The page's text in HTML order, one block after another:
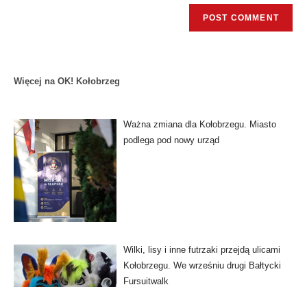
Więcej na OK! Kołobrzeg
Ważna zmiana dla Kołobrzegu. Miasto
podlega pod nowy urząd
Wilki, lisy i inne futrzaki przejdą ulicami
Kołobrzegu. We wrześniu drugi Bałtycki
Fursuitwalk